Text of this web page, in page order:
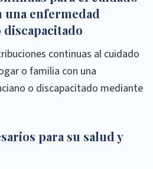
enfermedad
discapacitado
continuas al cuidado
o familia con una
o discapacitado mediante
para su salud y